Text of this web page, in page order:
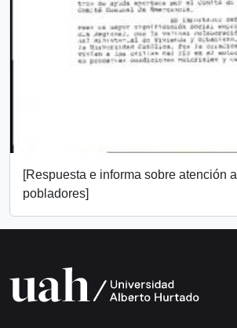
[Respuesta e informa sobre atención a
pobladores]